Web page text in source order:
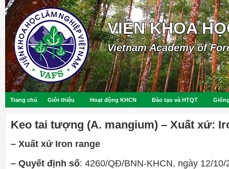
VIỆN KHOA
Vietnam Academy of
Trang chủ Giới thiệu Hoạt động KHCN Đào tạo và HTQT
Keo tai tượng (A. mangium) – Xuất xứ:
– Xuất xứ Iron range
– Quyết định số: 4260/QĐ/BNN-KHCN, ngày 12/10/